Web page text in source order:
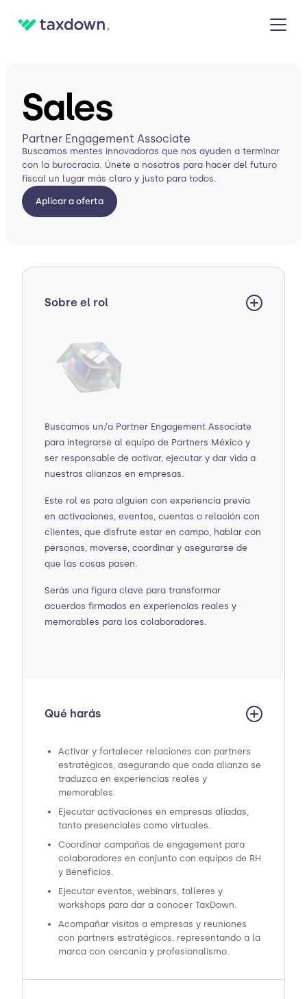
Sales
Partner Engagement Associate
Buscamos mentes innovadoras que nos ayuden a terminar
con la burocracia. Únete a nosotros para hacer del futuro
fiscal un lugar más claro y justo para todos.
Aplicar a oferta
Sobre el rol
Buscamos un/a Partner Engagement Associate
para integrarse al equipo de Partners México y
ser responsable de activar, ejecutar y dar vida a
nuestras alianzas en empresas.
Este rol es para alguien con experiencia previa
en activaciones, eventos, cuentas o relación con
clientes, que disfrute estar en campo, hablar con
personas, moverse, coordinar y asegurarse de
que las cosas pasen.
Serás una figura clave para transformar
acuerdos firmados en experiencias reales y
memorables para los colaboradores.
Qué harás
Activar y fortalecer relaciones con partners
estratégicos, asegurando que cada alianza se
traduzca en experiencias reales y
memorables.
Ejecutar activaciones en empresas aliadas,
tanto presenciales como virtuales.
Coordinar campañas de engagement para
colaboradores en conjunto con equipos de RH
y Beneficios.
Ejecutar eventos, webinars, talleres y
workshops para dar a conocer TaxDown.
Acompañar visitas a empresas y reuniones
con partners estratégicos, representando a la
marca con cercanía y profesionalismo.